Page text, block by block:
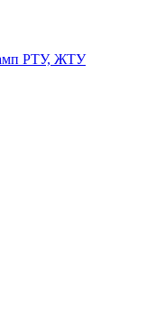
РТУ, ЖТУ